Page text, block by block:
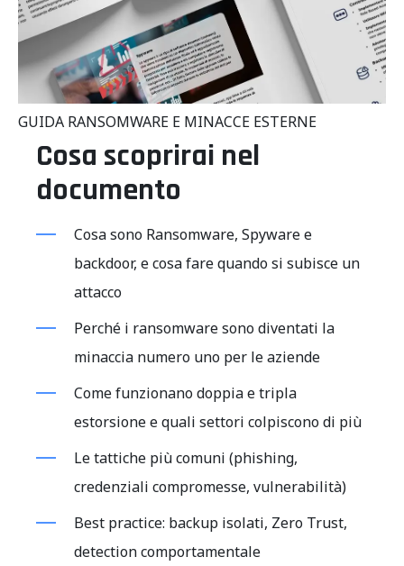
GUIDA RANSOMWARE E MINACCE ESTERNE
Cosa scoprirai nel
documento
Cosa sono Ransomware, Spyware e
backdoor, e cosa fare quando si subisce un
attacco
Perché i ransomware sono diventati la
minaccia numero uno per le aziende
Come funzionano doppia e tripla
estorsione e quali settori colpiscono di più
Le tattiche più comuni (phishing,
credenziali compromesse, vulnerabilità)
Best practice: backup isolati, Zero Trust,
detection comportamentale